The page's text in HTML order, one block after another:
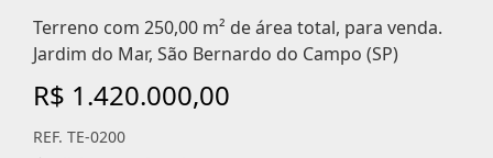
Terreno com 250,00 m² de área total, para venda.
Jardim do Mar, São Bernardo do Campo (SP)
R$ 1.420.000,00
REF. TE-0200